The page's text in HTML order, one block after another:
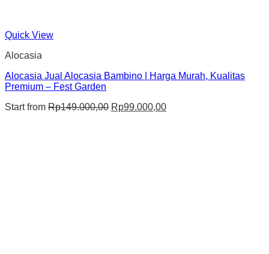
Quick View
Alocasia
Alocasia Jual Alocasia Bambino | Harga Murah, Kualitas
Premium – Fest Garden
Start from Rp149.000,00 Original
Rp99.000,00Current